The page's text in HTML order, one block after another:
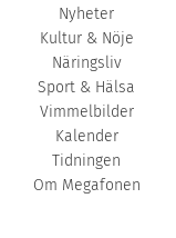
Nyheter
Kultur & Nöje
Näringsliv
Sport & Hälsa
Vimmelbilder
Kalender
Tidningen
Om Megafonen